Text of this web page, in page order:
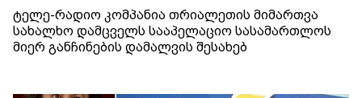
ტელე-რადიო კომპანია თრიალეთის მიმართვა
სახალხო დამცველს სააპელაციო სასამართლოს
მიერ განჩინების დამალვის შესახებ